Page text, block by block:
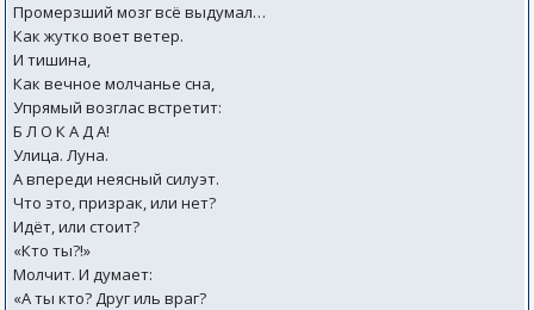
Промерзший мозг всё выдумал…
Как жутко воет ветер.
И тишина,
Как вечное молчанье сна,
Упрямый возглас встретит:
Б Л О К А Д А!
Улица. Луна.
А впереди неясный силуэт.
Что это, призрак, или нет?
Идёт, или стоит?
«Кто ты?!»
Молчит. И думает:
«А ты кто? Друг иль враг?